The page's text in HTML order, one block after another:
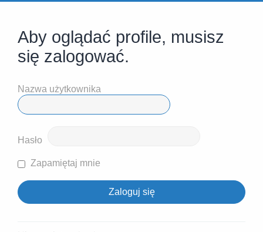
Aby oglądać profile, musisz
się zalogować.
Nazwa użytkownika
Hasło
Zapamiętaj mnie